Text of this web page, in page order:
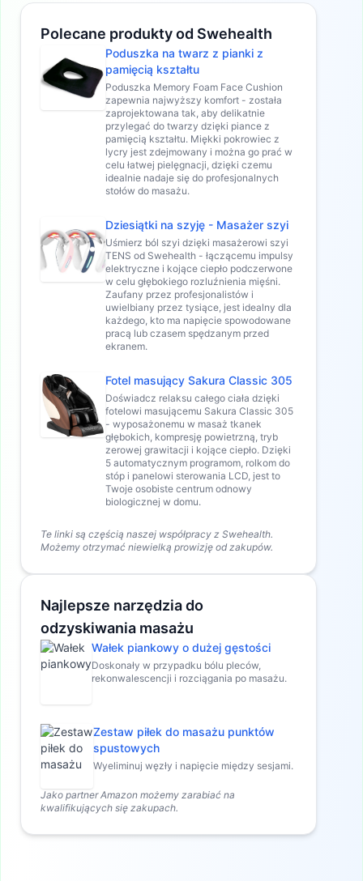
Polecane produkty od Swehealth
Poduszka na twarz z pianki z
pamięcią kształtu
Poduszka Memory Foam Face Cushion
zapewnia najwyższy komfort - została
zaprojektowana tak, aby delikatnie
przylegać do twarzy dzięki piance z
pamięcią kształtu. Miękki pokrowiec z
lycry jest zdejmowany i można go prać w
celu łatwej pielęgnacji, dzięki czemu
idealnie nadaje się do profesjonalnych
stołów do masażu.
Dziesiątki na szyję - Masażer szyi
Uśmierz ból szyi dzięki masażerowi szyi
TENS od Swehealth - łączącemu impulsy
elektryczne i kojące ciepło podczerwone
w celu głębokiego rozluźnienia mięśni.
Zaufany przez profesjonalistów i
uwielbiany przez tysiące, jest idealny dla
każdego, kto ma napięcie spowodowane
pracą lub czasem spędzanym przed
ekranem.
Fotel masujący Sakura Classic 305
Doświadcz relaksu całego ciała dzięki
fotelowi masującemu Sakura Classic 305
- wyposażonemu w masaż tkanek
głębokich, kompresję powietrzną, tryb
zerowej grawitacji i kojące ciepło. Dzięki
5 automatycznym programom, rolkom do
stóp i panelowi sterowania LCD, jest to
Twoje osobiste centrum odnowy
biologicznej w domu.
Te linki są częścią naszej współpracy z Swehealth.
Możemy otrzymać niewielką prowizję od zakupów.
Najlepsze narzędzia do
odzyskiwania masażu
Wałek piankowy o dużej gęstości
Doskonały w przypadku bólu pleców,
rekonwalescencji i rozciągania po masażu.
Zestaw piłek do masażu punktów
spustowych
Wyeliminuj węzły i napięcie między sesjami.
Jako partner Amazon możemy zarabiać na
kwalifikujących się zakupach.